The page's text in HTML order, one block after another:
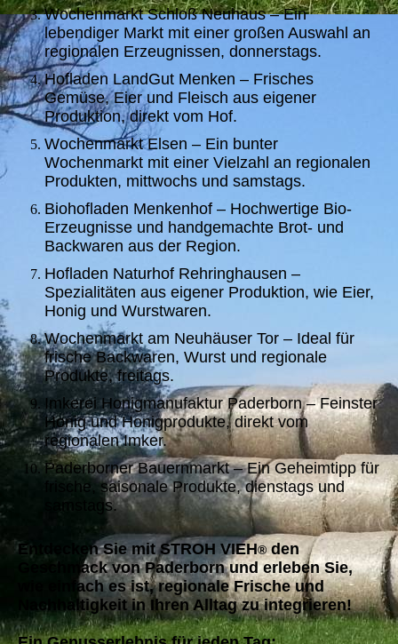
Wochenmarkt Schloß Neuhaus – Ein
lebendiger Markt mit einer großen Auswahl an
regionalen Erzeugnissen, donnerstags.
Hofladen LandGut Menken – Frisches
Gemüse, Eier und Fleisch aus eigener
Produktion, direkt vom Hof.
Wochenmarkt Elsen – Ein bunter
Wochenmarkt mit einer Vielzahl an regionalen
Produkten, mittwochs und samstags.
Biohofladen Menkenhof – Hochwertige Bio-
Erzeugnisse und handgemachte Brot- und
Backwaren aus der Region.
Hofladen Naturhof Rehringhausen –
Spezialitäten aus eigener Produktion, wie Eier,
Honig und Wurstwaren.
Wochenmarkt am Neuhäuser Tor – Ideal für
frische Backwaren, Wurst und regionale
Produkte, freitags.
Imkerei Honigmanufaktur Paderborn – Feinster
Honig und Honigprodukte, direkt vom
regionalen Imker.
Paderborner Bauernmarkt – Ein Geheimtipp für
frische, saisonale Produkte, dienstags und
samstags.
Entdecken Sie mit STROH VIEH®den
Geschmack von Paderborn und erleben Sie,
wie einfach es ist, regionale Frische und
Nachhaltigkeit in Ihren Alltag zu integrieren!